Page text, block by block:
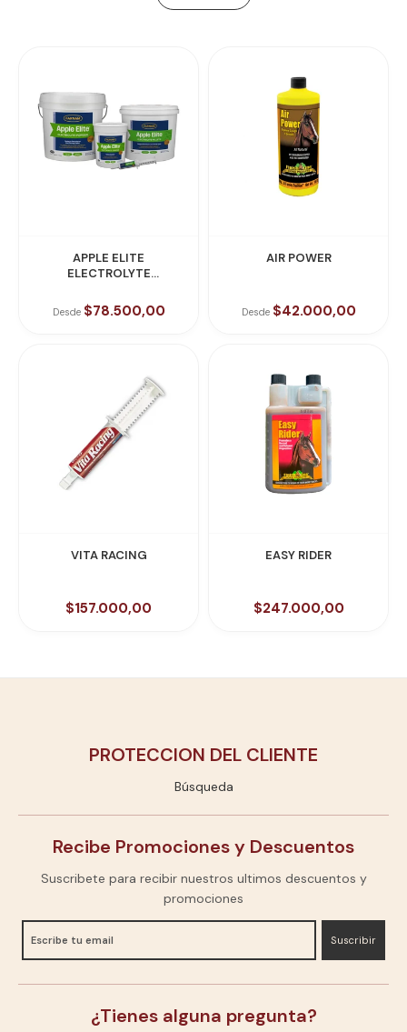
APPLE ELITE
ELECTROLYTE
Desde $78.500,00
AIR POWER
Desde $42.000,00
VITA RACING
$157.000,00
EASY RIDER
$247.000,00
PROTECCION DEL CLIENTE
Búsqueda
Recibe Promociones y Descuentos
Suscribete para recibir nuestros ultimos descuentos y
promociones
Suscribir
¿Tienes alguna pregunta?